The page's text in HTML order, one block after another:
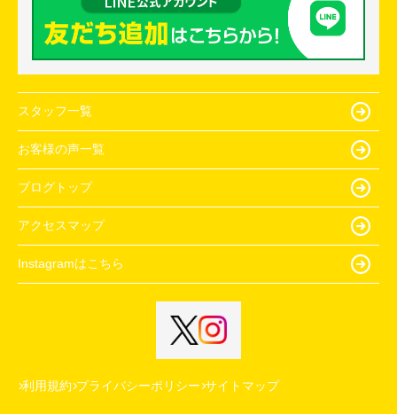
スタッフ一覧
お客様の声一覧
ブログトップ
アクセスマップ
Instagramはこちら
利用規約 プライバシーポリシー サイトマップ